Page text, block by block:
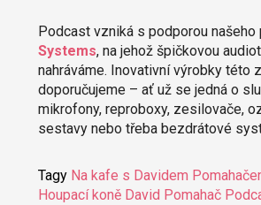
Podcast vzniká s podporou našeho
Systems, na jehož špičkovou
nahráváme. Inovativní výrobky této
doporučujeme – ať už se jedná o
mikrofony, reproboxy, zesilovače,
sestavy nebo třeba bezdrátové
Tagy Na kafe s Davidem
Houpací koně David Pomahač